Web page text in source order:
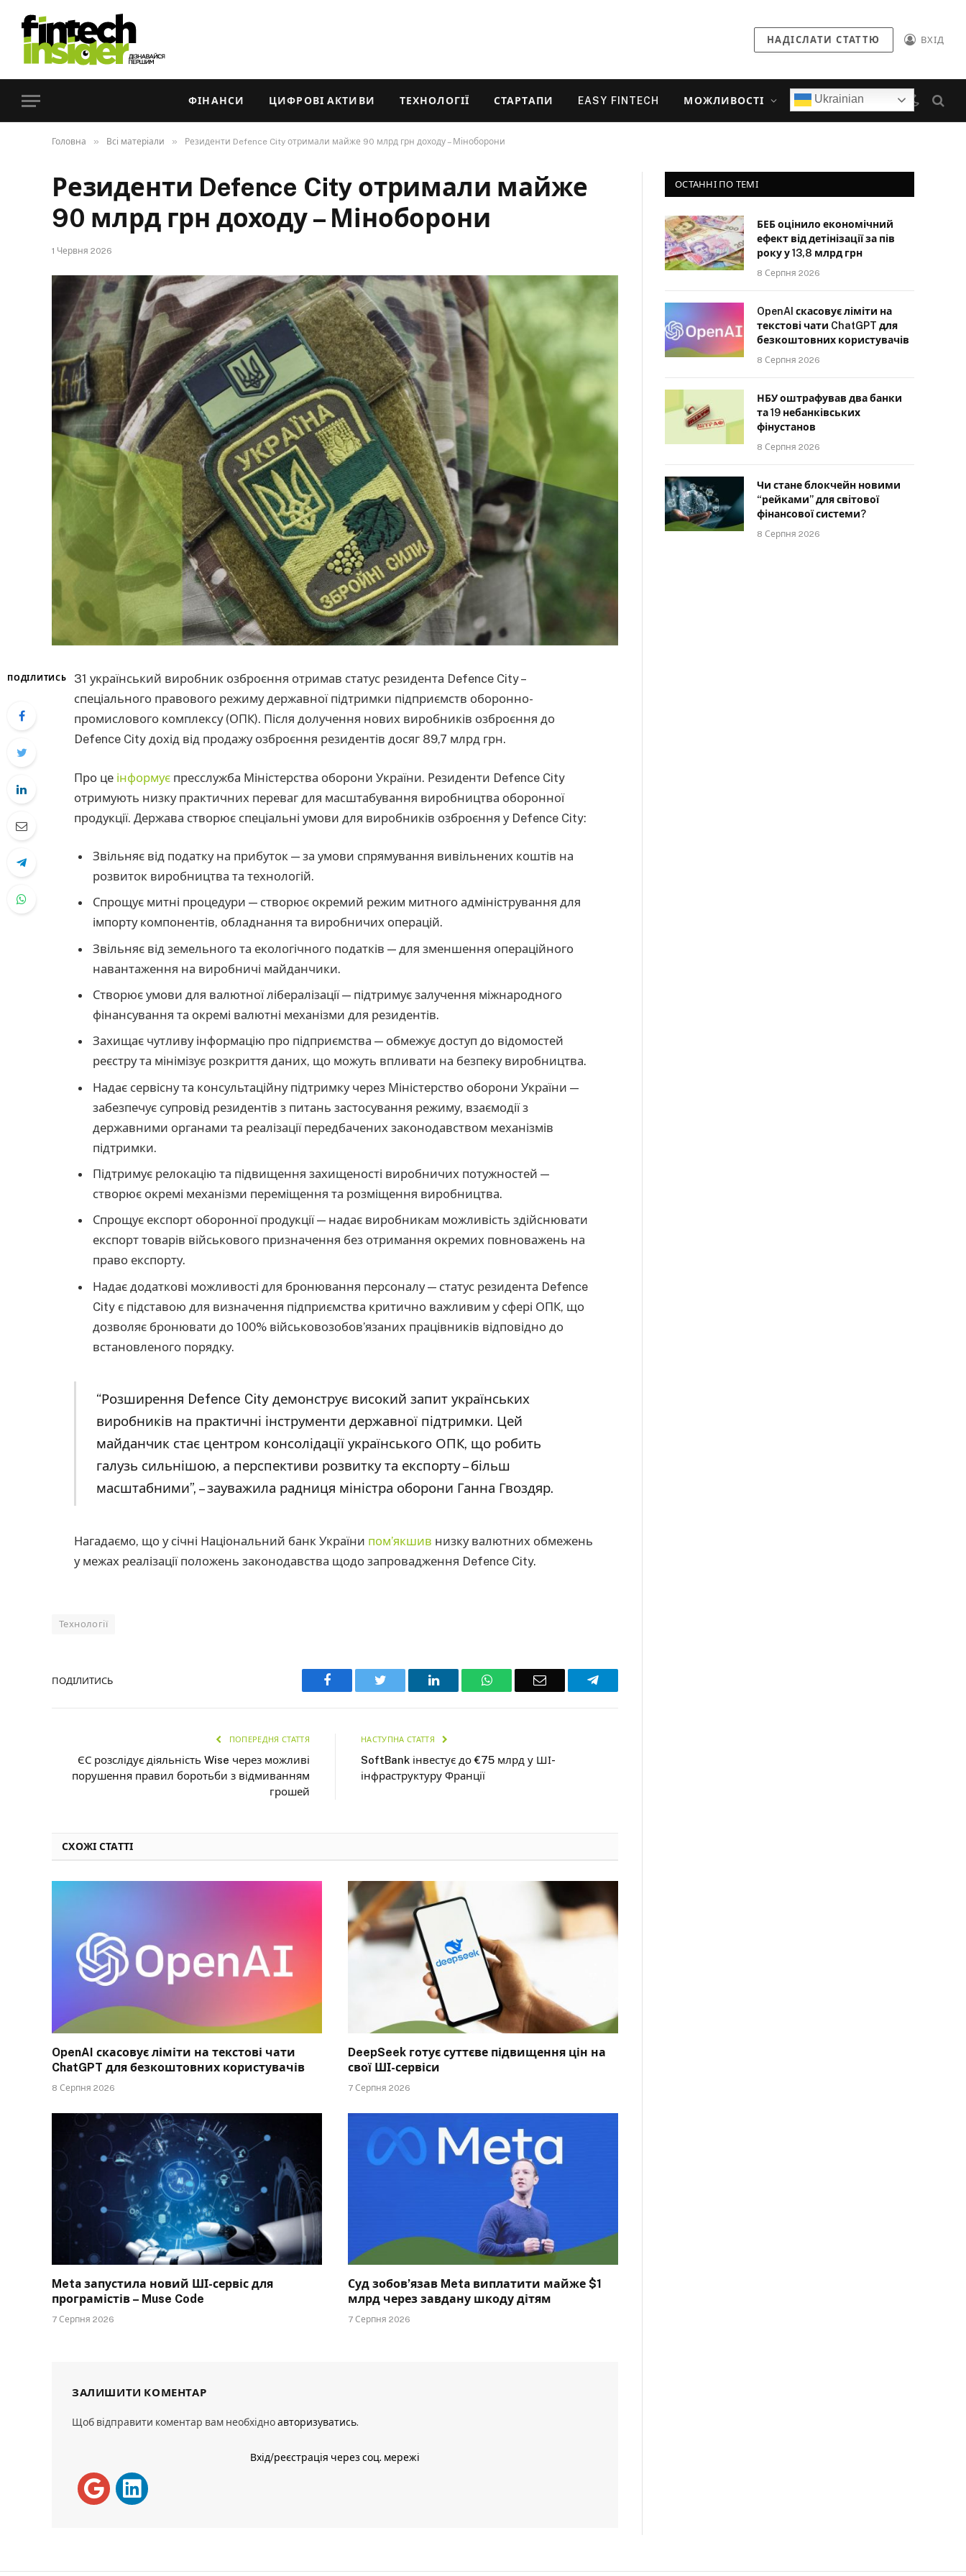
НАДІСЛАТИ СТАТТЮ ВХІД
ФІНАНСИ ЦИФРОВІ АКТИВИ ТЕХНОЛОГІЇ СТАРТАПИ EASY FINTECH МОЖЛИВОСТІ Ukrainian
Головна » Всі матеріали » Резиденти Defence City отримали майже 90 млрд грн доходу – Міноборони
Резиденти Defence City отримали майже
90 млрд грн доходу – Міноборони
1 Червня 2026
ПОДІЛИТИСЬ
31 український виробник озброєння отримав статус резидента Defence City –
спеціального правового режиму державної підтримки підприємств оборонно-
промислового комплексу (ОПК). Після долучення нових виробників озброєння до
Defence City дохід від продажу озброєння резидентів досяг 89,7 млрд грн.
Про це інформує пресслужба Міністерства оборони України. Резиденти Defence City
отримують низку практичних переваг для масштабування виробництва оборонної
продукції. Держава створює спеціальні умови для виробників озброєння у Defence City:
Звільняє від податку на прибуток — за умови спрямування вивільнених коштів на
розвиток виробництва та технологій.
Спрощує митні процедури — створює окремий режим митного адміністрування для
імпорту компонентів, обладнання та виробничих операцій.
Звільняє від земельного та екологічного податків — для зменшення операційного
навантаження на виробничі майданчики.
Створює умови для валютної лібералізації — підтримує залучення міжнародного
фінансування та окремі валютні механізми для резидентів.
Захищає чутливу інформацію про підприємства — обмежує доступ до відомостей
реєстру та мінімізує розкриття даних, що можуть впливати на безпеку виробництва.
Надає сервісну та консультаційну підтримку через Міністерство оборони України —
забезпечує супровід резидентів з питань застосування режиму, взаємодії з
державними органами та реалізації передбачених законодавством механізмів
підтримки.
Підтримує релокацію та підвищення захищеності виробничих потужностей —
створює окремі механізми переміщення та розміщення виробництва.
Спрощує експорт оборонної продукції — надає виробникам можливість здійснювати
експорт товарів військового призначення без отримання окремих повноважень на
право експорту.
Надає додаткові можливості для бронювання персоналу — статус резидента Defence
City є підставою для визначення підприємства критично важливим у сфері ОПК, що
дозволяє бронювати до 100% військовозобов’язаних працівників відповідно до
встановленого порядку.
“Розширення Defence City демонструє високий запит українських
виробників на практичні інструменти державної підтримки. Цей
майданчик стає центром консолідації українського ОПК, що робить
галузь сильнішою, а перспективи розвитку та експорту – більш
масштабними”, – зауважила радниця міністра оборони Ганна Гвоздяр.
Нагадаємо, що у січні Національний банк України пом’якшив низку валютних обмежень
у межах реалізації положень законодавства щодо запровадження Defence City.
Технології
ПОДІЛИТИСЬ Facebook Twitter LinkedIn WhatsAppEmail Telegram
ПОПЕРЕДНЯ СТАТТЯ
ЄС розслідує діяльність Wise через можливі
порушення правил боротьби з відмиванням
грошей
НАСТУПНА СТАТТЯ
SoftBank інвестує до €75 млрд у ШІ-
інфраструктуру Франції
СХОЖІ СТАТТІ
OpenAI скасовує ліміти на текстові чати
ChatGPT для безкоштовних користувачів
8 Серпня 2026
DeepSeek готує суттєве підвищення цін на
свої ШІ-сервіси
7 Серпня 2026
Meta запустила новий ШІ-сервіс для
програмістів – Muse Code
7 Серпня 2026
Суд зобов’язав Meta виплатити майже $1
млрд через завдану шкоду дітям
7 Серпня 2026
ЗАЛИШИТИ КОМЕНТАР
Щоб відправити коментар вам необхідноавторизуватись.
Вхід/реєстрація через соц. мережі
ОСТАННІ ПО ТЕМІ
БЕБ оцінило економічний
ефект від детінізації за пів
року у 13,8 млрд грн
8 Серпня 2026
OpenAI скасовує ліміти на
текстові чати ChatGPT для
безкоштовних користувачів
8 Серпня 2026
НБУ оштрафував два банки
та 19 небанківських
фінустанов
8 Серпня 2026
Чи стане блокчейн новими
“рейками” для світової
фінансової системи?
8 Серпня 2026